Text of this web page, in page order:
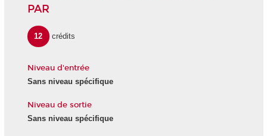
PAR
12 crédits
Niveau d'entrée
Sans niveau spécifique
Niveau de sortie
Sans niveau spécifique